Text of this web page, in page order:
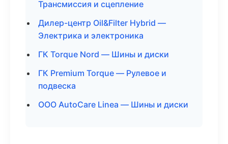
Трансмиссия и сцепление
Дилер-центр Oil&Filter Hybrid —
Электрика и электроника
ГК Torque Nord — Шины и диски
ГК Premium Torque — Рулевое и
подвеска
ООО AutoCare Linea — Шины и диски